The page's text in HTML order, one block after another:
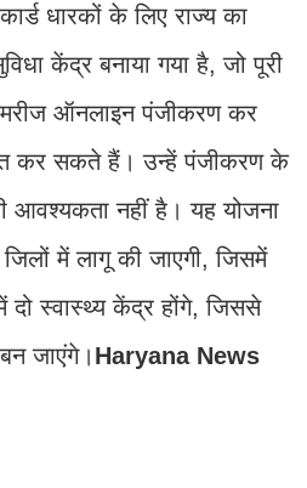
धारकों के लिए राज्य का
केंद्र बनाया गया है, जो पूरी
ऑनलाइन पंजीकरण कर
कर सकते हैं। उन्हें पंजीकरण के
आवश्यकता नहीं है। यह योजना
में लागू की जाएगी, जिसमें
दो स्वास्थ्य केंद्र होंगे, जिससे
जाएंगे। Haryana News